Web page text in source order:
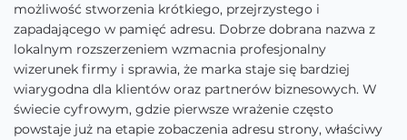
możliwość stworzenia krótkiego, przejrzystego i
zapadającego w pamięć adresu. Dobrze dobrana nazwa z
lokalnym rozszerzeniem wzmacnia profesjonalny
wizerunek firmy i sprawia, że marka staje się bardziej
wiarygodna dla klientów oraz partnerów biznesowych. W
świecie cyfrowym, gdzie pierwsze wrażenie często
powstaje już na etapie zobaczenia adresu strony, właściwy